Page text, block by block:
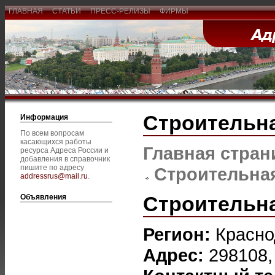
ГЛАВНАЯ СТАТЬИ ПРЕСС-РЕЛИЗЫ ФИРМЫ
Информация
По всем вопросам
касающихся работы
ресурса Адреса России и
добавления в справочник
пишите по адресу
addressrus@mail.ru.
Объявления
Главная
Регион:
Адрес: